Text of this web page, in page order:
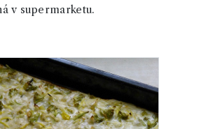
v supermarketu.